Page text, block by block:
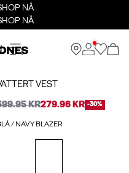
NÅ
NÅ
VEST
KR279.96 KR -30%
/ NAVY BLAZER